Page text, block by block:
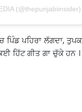
(@thepunjabiinsider)
ਪਿੰਡ ਪਹਿਰਾ ਲੱਗਦਾ,
ਹਿੱਟ ਗੀਤ ਗਾ ਚੁੱਕੇ ਹਨ